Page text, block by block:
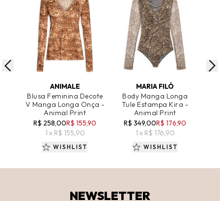
ADICIONAR AO CARRINHO
ANIMALE
Blusa Feminina Decote
V Manga Longa Onça -
Animal Print
R$ 258,00R$ 155,90
1 x R$ 155,90
WISHLIST
MARIA FILÓ
Body Manga Longa
Tule Estampa Kira -
Animal Print
R$ 349,00R$ 176,90
1 x R$ 176,90
WISHLIST
NEWSLETTER